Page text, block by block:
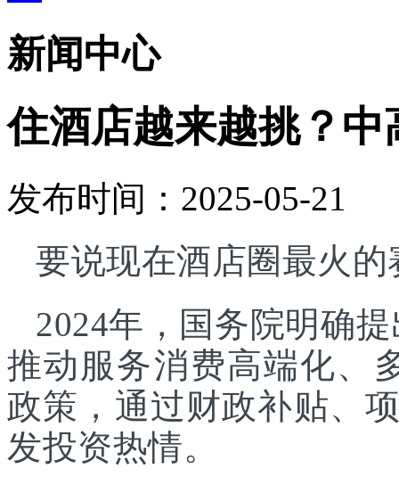
新闻中心
住酒店越来越挑？
发布时间：2025-05-21
要说现在酒店圈最火
2024年，国务院明确
推动服务消费高端化、
政策，通过财政补贴、
发投资热情。